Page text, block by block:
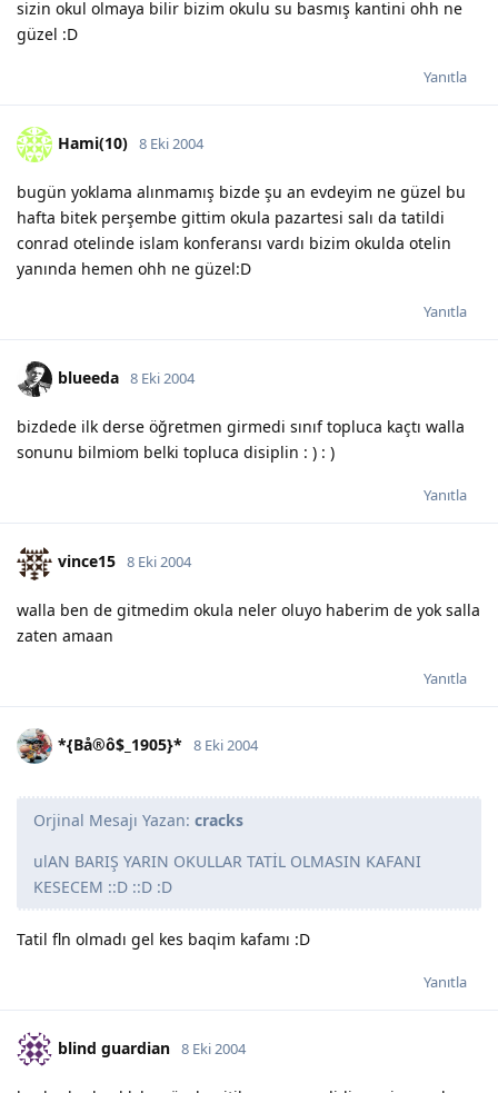
sizin okul olmaya bilir bizim okulu su basmış kantini ohh ne
güzel :D
Yanıtla
Hami(10) 8 Eki 2004
bugün yoklama alınmamış bizde şu an evdeyim ne güzel bu
hafta bitek perşembe gittim okula pazartesi salı da tatildi
conrad otelinde islam konferansı vardı bizim okulda otelin
yanında hemen ohh ne güzel:D
Yanıtla
blueeda 8 Eki 2004
bizdede ilk derse öğretmen girmedi sınıf topluca kaçtı walla
sonunu bilmiom belki topluca disiplin : ) : )
Yanıtla
vince15 8 Eki 2004
walla ben de gitmedim okula neler oluyo haberim de yok salla
zaten amaan
Yanıtla
*{Bå®ô$_1905}* 8 Eki 2004
Orjinal Mesajı Yazan: cracks
ulAN BARIŞ YARIN OKULLAR TATİL OLMASIN KAFANI
KESECEM ::D ::D :D
Tatil fln olmadı gel kes baqim kafamı :D
Yanıtla
blind guardian 8 Eki 2004